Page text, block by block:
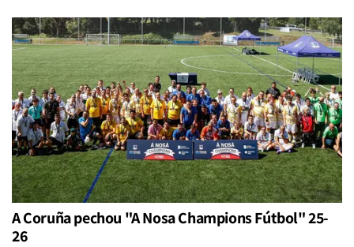
A Coruña pechou "A Nosa Champions Fútbol" 25-
26